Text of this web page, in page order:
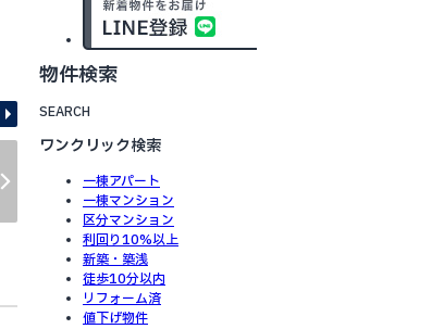
物件検索
SEARCH
ワンクリック検索
一棟アパート
一棟マンション
区分マンション
利回り10%以上
新築・築浅
徒歩10分以内
リフォーム済
値下げ物件